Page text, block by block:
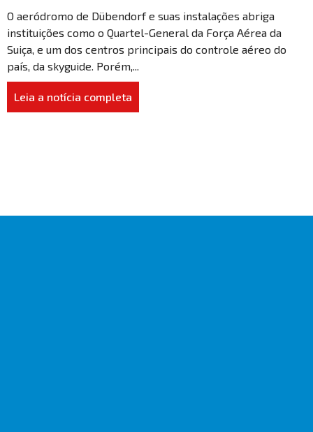
O aeródromo de Dübendorf e suas instalações abriga
instituições como o Quartel-General da Força Aérea da
Suiça, e um dos centros principais do controle aéreo do
país, da skyguide. Porém,...
Leia a notícia completa